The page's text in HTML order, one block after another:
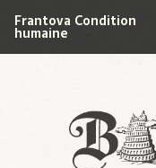
Frantova Condition
humaine